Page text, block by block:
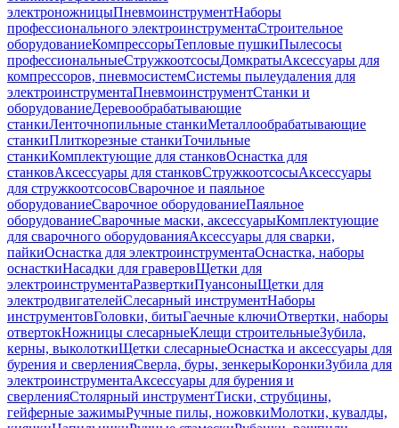
электроножницыПневмоинструментНаборы
профессионального электроинструментаСтроительное
оборудованиеКомпрессорыТепловые пушкиПылесосы
профессиональныеСтружкоотсосыДомкратыАксессуары для
компрессоров, пневмосистемСистемы пылеудаления для
электроинструментаПневмоинструментСтанки и
оборудованиеДеревообрабатывающие
станкиЛенточнопильные станкиМеталлообрабатывающие
станкиПлиткорезные станкиТочильные
станкиКомплектующие для станковОснастка для
станковАксессуары для станковСтружкоотсосыАксессуары
для стружкоотсосовСварочное и паяльное
оборудованиеСварочное оборудованиеПаяльное
оборудованиеСварочные маски, аксессуарыКомплектующие
для сварочного оборудованияАксессуары для сварки,
пайкиОснастка для электроинструментаОснастка, наборы
оснасткиНасадки для граверовЩетки для
электроинструментаРазверткиПуансоныЩетки для
электродвигателейСлесарный инструментНаборы
инструментовГоловки, битыГаечные ключиОтвертки, наборы
отвертокНожницы слесарныеКлещи строительныеЗубила,
керны, выколоткиЩетки слесарныеОснастка и аксессуары для
бурения и сверленияСверла, буры, зенкерыКоронкиЗубила для
электроинструментаАксессуары для бурения и
сверленияСтолярный инструментТиски, струбцины,
гейферные зажимыРучные пилы, ножовкиМолотки, кувалды,